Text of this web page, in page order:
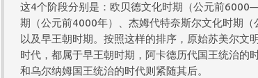
这4个阶段分别是：欧贝德文化时期（公元前
期（公元前4000年）、杰姆代特奈斯尔文化时期
以及早王朝时期。按照这样的排序，原始苏美尔文
时代，都属于早王朝时期，阿卡德历代国王统治的
和乌尔纳姆国王统治的时代则紧随其后。